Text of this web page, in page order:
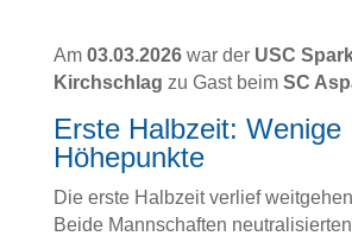
Am 03.03.2026war der USC
Kirchschlag zu Gast beim SC
Erste Halbzeit: Wenige
Höhepunkte
Die erste Halbzeit verlief
Beide Mannschaften